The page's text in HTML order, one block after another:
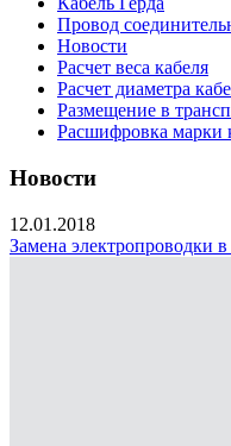
Провод
Новости
Расчет веса кабеля
Расчет диаметра
Размещение в
Расшифровка марки
Новости
12.01.2018
Замена электропроводки